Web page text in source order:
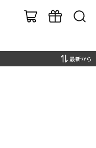
最新から